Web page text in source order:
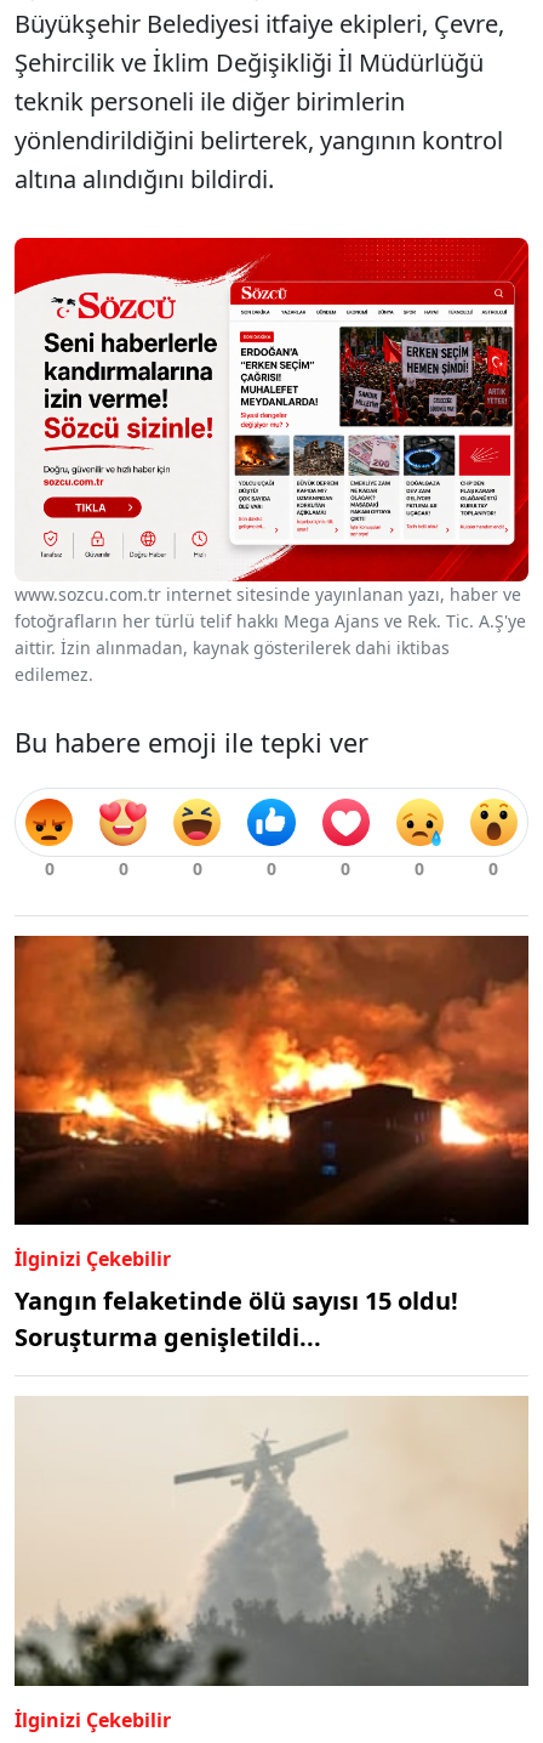
Büyükşehir Belediyesi itfaiye ekipleri, Çevre,
Şehircilik ve İklim Değişikliği İl Müdürlüğü
teknik personeli ile diğer birimlerin
yönlendirildiğini belirterek, yangının kontrol
altına alındığını bildirdi.
www.sozcu.com.tr internet sitesinde yayınlanan yazı, haber ve
fotoğrafların her türlü telif hakkı Mega Ajans ve Rek. Tic. A.Ş'ye
aittir. İzin alınmadan, kaynak gösterilerek dahi iktibas
edilemez.
Bu habere emoji ile tepki ver
İlginizi Çekebilir
Yangın felaketinde ölü sayısı 15 oldu!
Soruşturma genişletildi...
İlginizi Çekebilir